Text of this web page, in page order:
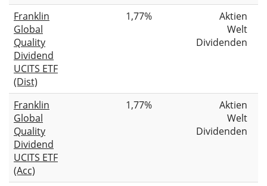
Franklin
Global
Quality
Dividend
UCITS ETF
(Dist)
1,77%
Aktien
Welt
Dividenden
Franklin
Global
Quality
Dividend
UCITS ETF
(Acc)
1,77%
Aktien
Welt
Dividenden